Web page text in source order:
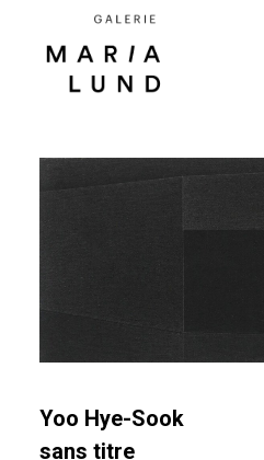
Yoo Hye-Sook
sans titre